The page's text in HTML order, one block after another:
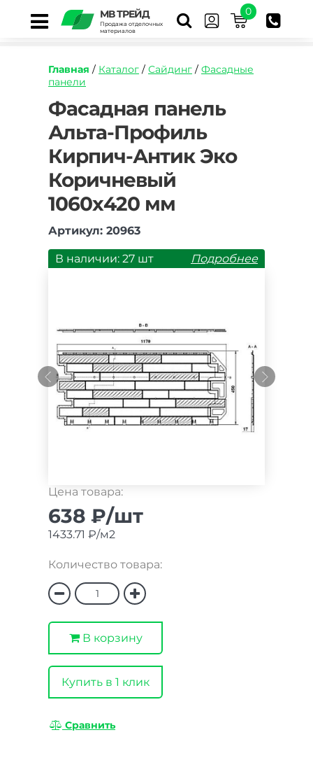
МВ ТРЕЙД
Продажа отделочных
материалов
0
Главная / Каталог / Сайдинг / Фасадные
панели
https://mvtrade.ru/images/id/normal/
panel-
alta-
profil-
kirpich-
antik-
eko-
korichnevyj-
1160kh420-
mm.jpg
Фасадная панель
Альта-Профиль
Кирпич-Антик Эко
Коричневый
1060х420 мм
Артикул: 20963
В наличии: 27 шт Подробнее
Цена товара:
638 ₽/шт
1433.71 ₽/м2
Количество товара:
В корзину
Купить в 1 клик
Сравнить